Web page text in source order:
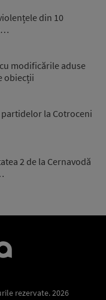
din 10
modificările aduse
obiecții
la Cotroceni
2 de la Cernavodă
rezervate. 2026